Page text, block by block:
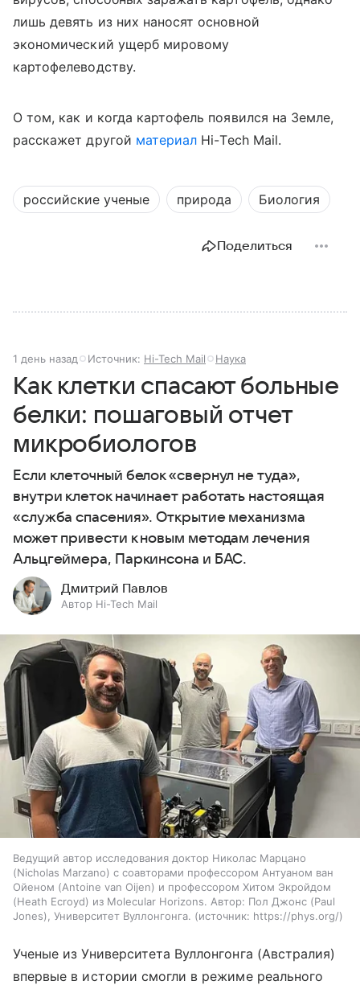
лишь девять из них наносят основной
экономический ущерб мировому
картофелеводству.
О том, как и когда картофель появился на Земле,
расскажет другой материал Hi-Tech Mail.
российские ученые природа Биология
Поделиться
1 день назад Источник: Hi-Tech Mail Наука
Как клетки спасают больные
белки: пошаговый отчет
микробиологов
Если клеточный белок «свернул не туда»,
внутри клеток начинает работать настоящая
«служба спасения». Открытие механизма
может привести к новым методам лечения
Альцгеймера, Паркинсона и БАС.
Дмитрий Павлов
Автор Hi-Tech Mail
Ведущий автор исследования доктор Николас Марцано
(Nicholas Marzano) с соавторами профессором Антуаном ван
Ойеном (Antoine van Oijen) и профессором Хитом Экройдом
(Heath Ecroyd) из Molecular Horizons. Автор: Пол Джонс (Paul
Jones), Университет Вуллонгонга.
источник: https://phys.org/
Ученые из Университета Вуллонгонга (Австралия)
впервые в истории смогли в режиме реального